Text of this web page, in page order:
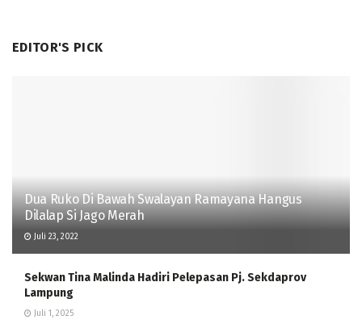
EDITOR'S PICK
Dua Ruko Di Bawah Swalayan Ramayana Hangus
Dilalap Si Jago Merah
Juli 23, 2022
Sekwan Tina Malinda Hadiri Pelepasan Pj. Sekdaprov
Lampung
Juli 1, 2025